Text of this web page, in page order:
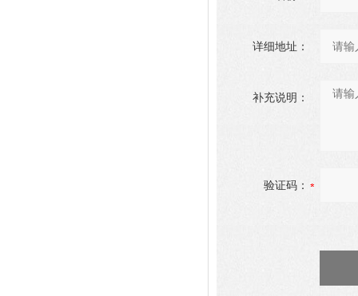
详细地址：
补充说明：
验证码：